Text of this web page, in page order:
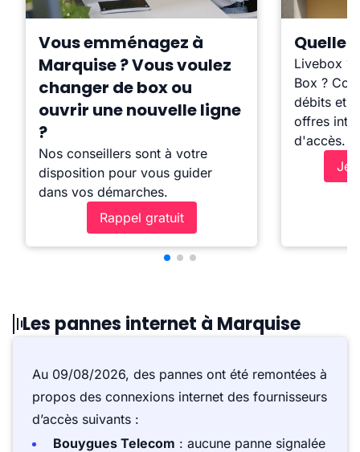
Vous emménagez à
Marquise ? Vous voulez
changer de box ou
ouvrir une nouvelle ligne
?
Nos conseillers sont à votre
disposition pour vous guider
dans vos démarches.
Rappel gratuit
Quelle
Livebox ?
Box ?
débits et
offres
d'accès.
Je
Les pannes internet à Marquise
Au 09/08/2026, des pannes ont été remontées à
propos des connexions internet des fournisseurs
d’accès suivants :
Bouygues Telecom : aucune panne signalée